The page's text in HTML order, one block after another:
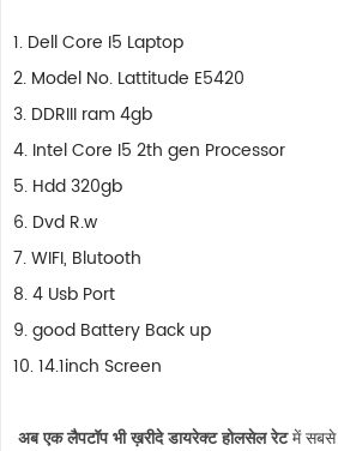
1. Dell Core I5 Laptop
2. Model No. Lattitude E5420
3. DDRIII ram 4gb
4. Intel Core I5 2th gen Processor
5. Hdd 320gb
6. Dvd R.w
7. WIFI, Blutooth
8. 4 Usb Port
9. good Battery Back up
10. 14.1inch Screen
अब एक लैपटॉप भी ख़रीदे डायरेक्ट होलसेल रेटमें सबसे